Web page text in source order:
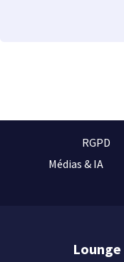
RGPD
Médias & IA